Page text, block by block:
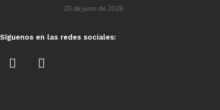
operación
20 de junio de 2026
Síguenos en las redes sociales: